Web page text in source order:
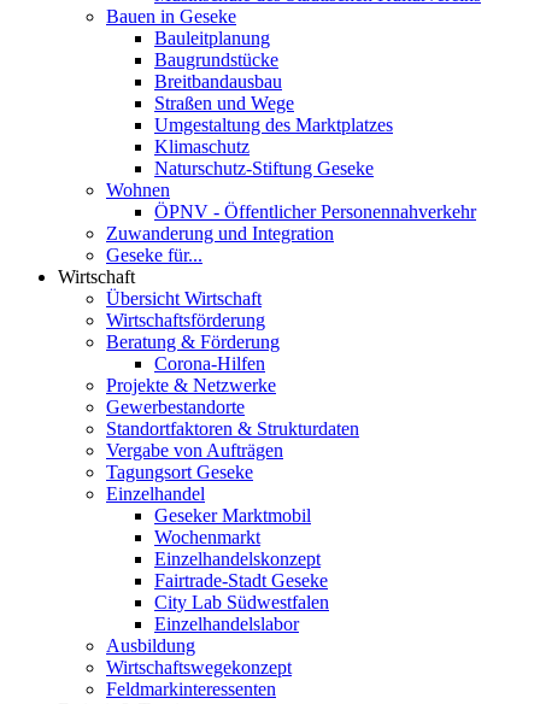
Bauen in Geseke
Bauleitplanung
Baugrundstücke
Breitbandausbau
Straßen und Wege
Umgestaltung des Marktplatzes
Klimaschutz
Naturschutz-Stiftung Geseke
Wohnen
ÖPNV - Öffentlicher Personennahverkehr
Zuwanderung und Integration
Geseke für...
Wirtschaft
Übersicht Wirtschaft
Wirtschaftsförderung
Beratung & Förderung
Corona-Hilfen
Projekte & Netzwerke
Gewerbestandorte
Standortfaktoren & Strukturdaten
Vergabe von Aufträgen
Tagungsort Geseke
Einzelhandel
Geseker Marktmobil
Wochenmarkt
Einzelhandelskonzept
Fairtrade-Stadt Geseke
City Lab Südwestfalen
Einzelhandelslabor
Ausbildung
Wirtschaftswegekonzept
Feldmarkinteressenten